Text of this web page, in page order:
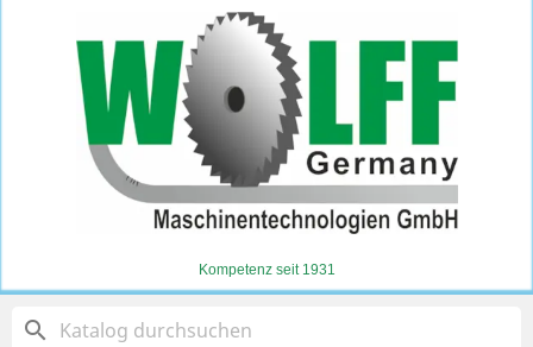
Kompetenz seit 1931
search